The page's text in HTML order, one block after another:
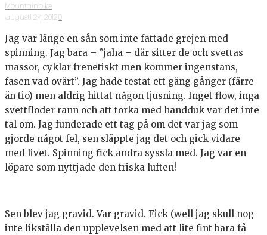
Mountainbike
·augusti 24, 2012·0
Jag var länge en sån som inte fattade grejen med
spinning. Jag bara – ”jaha – där sitter de och svettas
massor, cyklar frenetiskt men kommer ingenstans,
fasen vad ovärt”. Jag hade testat ett gäng gånger (färre
än tio) men aldrig hittat någon tjusning. Inget flow, inga
svettfloder rann och att torka med handduk var det inte
tal om. Jag funderade ett tag på om det var jag som
gjorde något fel, sen släppte jag det och gick vidare
med livet. Spinning fick andra syssla med. Jag var en
löpare som nyttjade den friska luften!
Sen blev jag gravid. Var gravid. Fick (well jag skull nog
inte likställa den upplevelsen med att lite fint bara få